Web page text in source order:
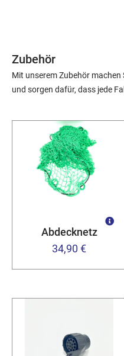
Zubehör
Mit unserem Zubehör
und sorgen dafür, dass jede
Abdecknetz
34,90 €